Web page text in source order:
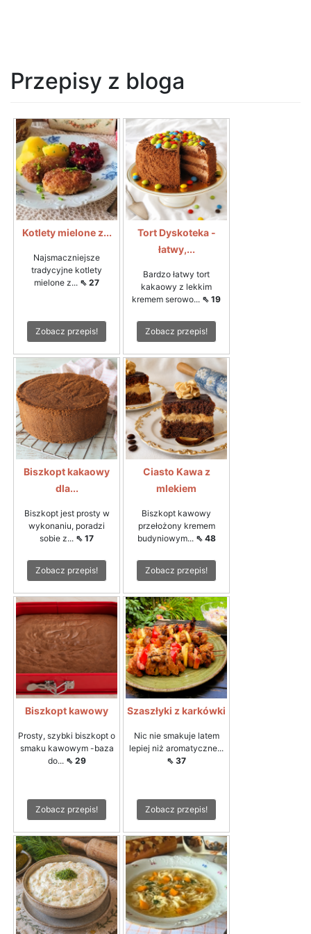
Przepisy z bloga
Kotlety mielone z...
Najsmaczniejsze
tradycyjne kotlety
mielone z... ⇖ 27
Zobacz przepis!
Tort Dyskoteka -
łatwy,...
Bardzo łatwy tort
kakaowy z lekkim
kremem serowo... ⇖ 19
Zobacz przepis!
Biszkopt kakaowy
dla...
Biszkopt jest prosty w
wykonaniu, poradzi
sobie z... ⇖ 17
Zobacz przepis!
Ciasto Kawa z
mlekiem
Biszkopt kawowy
przełożony kremem
budyniowym... ⇖ 48
Zobacz przepis!
Biszkopt kawowy
Prosty, szybki biszkopt o
smaku kawowym -baza
do... ⇖ 29
Zobacz przepis!
Szaszłyki z karkówki
Nic nie smakuje latem
lepiej niż aromatyczne...
⇖ 37
Zobacz przepis!